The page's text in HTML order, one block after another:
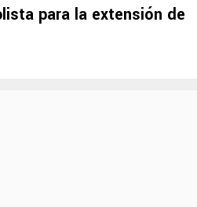
para la extensión de